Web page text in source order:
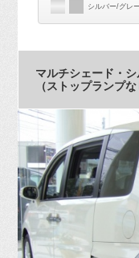
シルバー/グレ
マルチシェード・
（ストップランプな